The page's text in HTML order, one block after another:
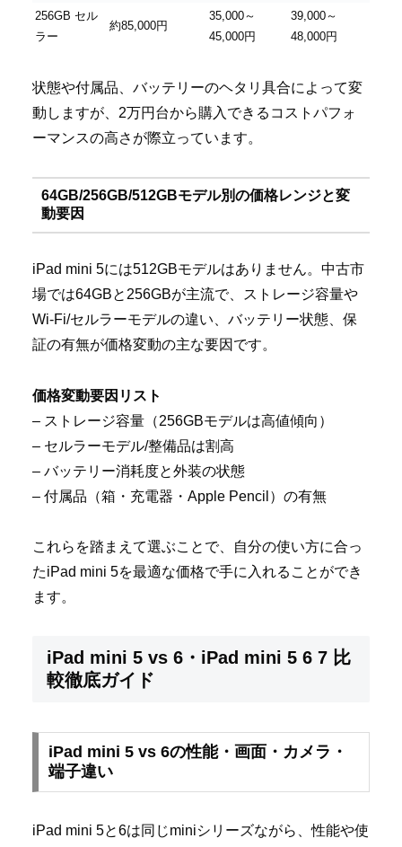
256GB セル
ラー
約85,000円
35,000～
45,000円
39,000～
48,000円
状態や付属品、バッテリーのヘタリ具合によって変
動しますが、2万円台から購入できるコストパフォ
ーマンスの高さが際立っています。
64GB/256GB/512GBモデル別の価格レンジと変
動要因
iPad mini 5には512GBモデルはありません。中古市
場では64GBと256GBが主流で、ストレージ容量や
Wi-Fi/セルラーモデルの違い、バッテリー状態、保
証の有無が価格変動の主な要因です。
価格変動要因リスト
– ストレージ容量（256GBモデルは高値傾向）
– セルラーモデル/整備品は割高
– バッテリー消耗度と外装の状態
– 付属品（箱・充電器・Apple Pencil）の有無
これらを踏まえて選ぶことで、自分の使い方に合っ
たiPad mini 5を最適な価格で手に入れることができ
ます。
iPad mini 5 vs 6・iPad mini 5 6 7 比
較徹底ガイド
iPad mini 5 vs 6の性能・画面・カメラ・
端子違い
iPad mini 5と6は同じminiシリーズながら、性能や使